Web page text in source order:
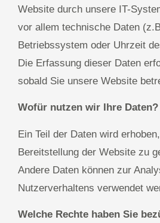
Website durch unsere IT-
vor allem technische Daten
Betriebssystem oder Uhrzeit
Die Erfassung dieser Daten
sobald Sie unsere Website
Wofür nutzen wir Ihre Daten?
Ein Teil der Daten wird
Bereitstellung der Website zu
Andere Daten können zur
Nutzerverhaltens verwendet
Welche Rechte haben Sie